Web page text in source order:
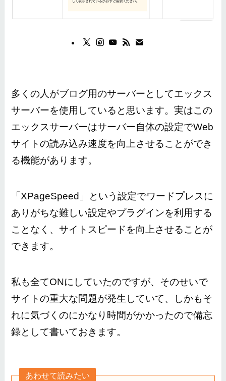
多くの人がブログ用のサーバーとしてエックス
サーバーを使用していると思います。実はこの
エックスサーバーはサーバー自体の設定でWeb
サイトの読み込み速度を向上させることができ
る機能があります。
「XPageSpeed」という設定でワードプレスに
ありがちな難しい設定やプラグインを利用する
ことなく、サイトスピードを向上させることが
できます。
私も全てONにしていたのですが、そのせいで
サイトの重大な問題が発生していて、しかもそ
れに気づくのにかなり時間がかかったので備忘
録として書いておきます。
あわせて読みたい